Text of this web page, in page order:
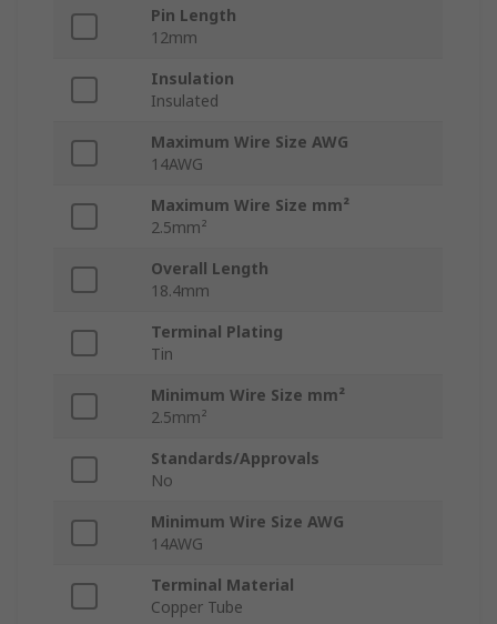
Pin Length
12mm
Insulation
Insulated
Maximum Wire Size AWG
14AWG
Maximum Wire Size mm²
2.5mm²
Overall Length
18.4mm
Terminal Plating
Tin
Minimum Wire Size mm²
2.5mm²
Standards/Approvals
No
Minimum Wire Size AWG
14AWG
Terminal Material
Copper Tube